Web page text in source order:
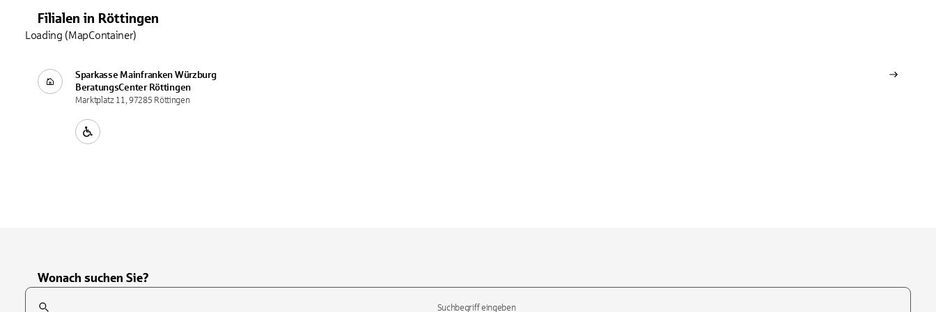
Filialen in Röttingen
Sparkasse Mainfranken Würzburg
BeratungsCenter Röttingen
Marktplatz 11, 97285 Röttingen
Loading (MapContainer)
Wonach suchen Sie?
Suchfeld